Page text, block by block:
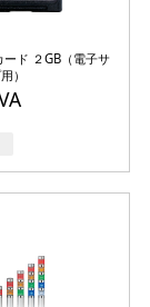
ード ２GB（電子サ
）